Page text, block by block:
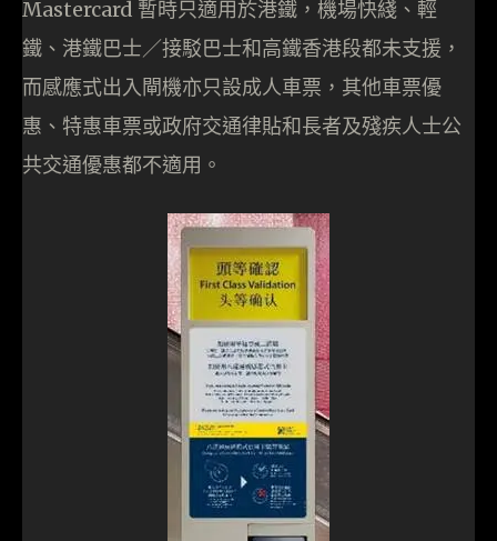
Mastercard 暫時只適用於港鐵，機場快綫、輕
鐵、港鐵巴士／接駁巴士和高鐵香港段都未支援，
而感應式出入閘機亦只設成人車票，其他車票優
惠、特惠車票或政府交通律貼和長者及殘疾人士公
共交通優惠都不適用。